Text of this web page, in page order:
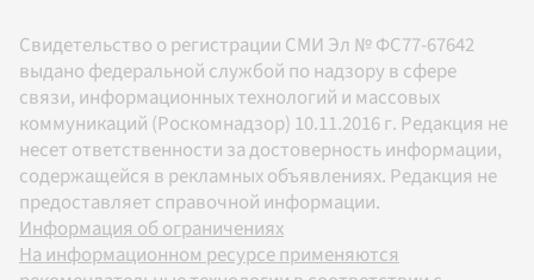
Свидетельство о регистрации СМИ Эл № ФС77-67642
выдано федеральной службой по надзору в сфере
связи, информационных технологий и массовых
коммуникаций (Роскомнадзор) 10.11.2016 г. Редакция не
несет ответственности за достоверность информации,
содержащейся в рекламных объявлениях. Редакция не
предоставляет справочной информации.
Информация об ограничениях
На информационном ресурсе применяются